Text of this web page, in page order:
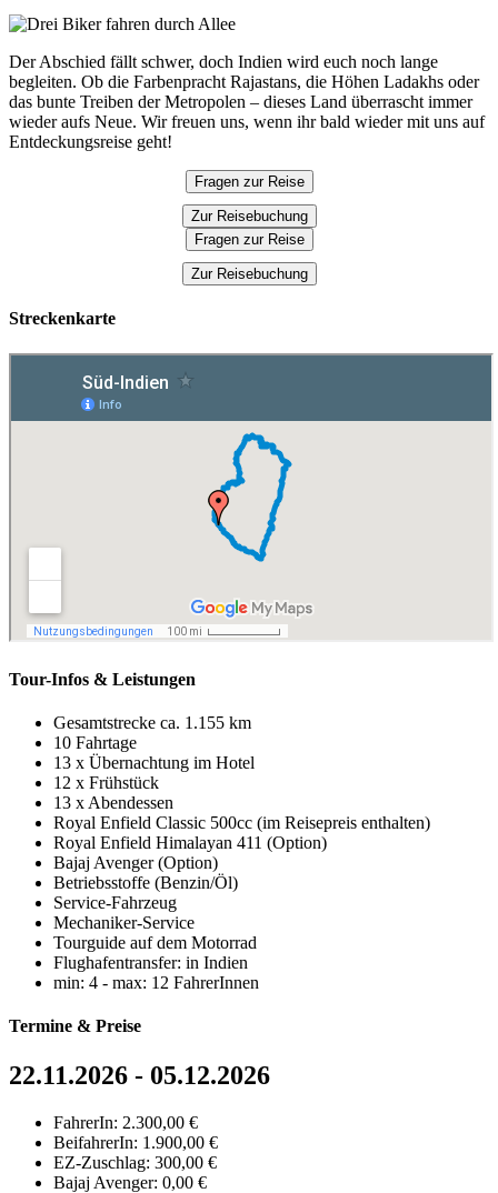
Der Abschied fällt schwer, doch Indien wird euch noch lange
begleiten. Ob die Farbenpracht Rajastans, die Höhen Ladakhs oder
das bunte Treiben der Metropolen – dieses Land überrascht immer
wieder aufs Neue. Wir freuen uns, wenn ihr bald wieder mit uns auf
Entdeckungsreise geht!
Fragen zur Reise
Zur Reisebuchung
Fragen zur Reise
Zur Reisebuchung
Streckenkarte
Tour-Infos & Leistungen
Gesamtstrecke ca. 1.155 km
10 Fahrtage
13 x Übernachtung im Hotel
12 x Frühstück
13 x Abendessen
Royal Enfield Classic 500cc (im Reisepreis enthalten)
Royal Enfield Himalayan 411 (Option)
Bajaj Avenger (Option)
Betriebsstoffe (Benzin/Öl)
Service-Fahrzeug
Mechaniker-Service
Tourguide auf dem Motorrad
Flughafentransfer: in Indien
min: 4 - max: 12 FahrerInnen
Termine & Preise
22.11.2026 - 05.12.2026
FahrerIn: 2.300,00 €
BeifahrerIn: 1.900,00 €
EZ-Zuschlag: 300,00 €
Bajaj Avenger: 0,00 €